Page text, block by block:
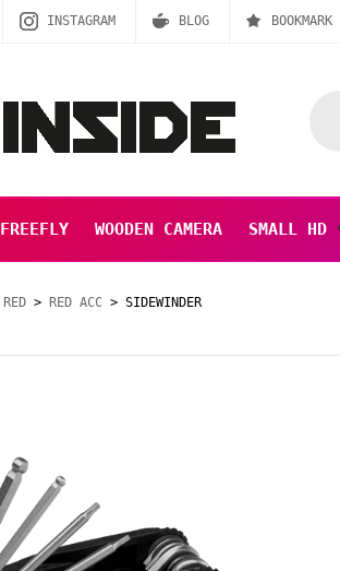
INSTAGRAM BLOG BOOKMARK
FREEFLY WOODEN CAMERA SMALL HD
RED > RED ACC > SIDEWINDER